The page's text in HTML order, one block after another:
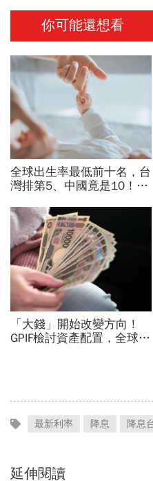
你可能還想看
全球出生率最低前十名，台
灣排第5、中國竟是10！亞
經濟壓力成天然避孕藥？
「大錢」開始改變方向！
GPIF檢討資產配置，全球資
最新利率 降息 降息
延伸閱讀